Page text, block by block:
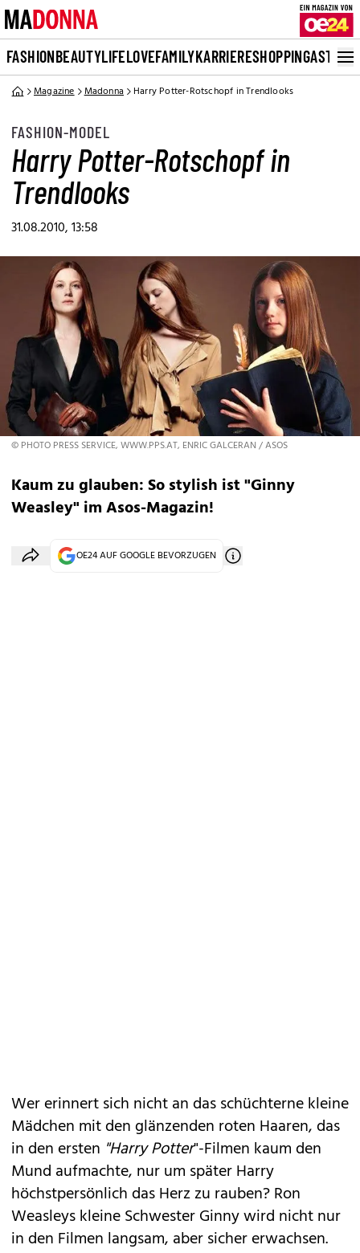
FASHIONBEAUTYLIFELOVEFAMILYKARRIERESHOPPINGASTRO
Magazine Madonna Harry Potter-Rotschopf in Trendlooks
FASHION-MODEL
Harry Potter-Rotschopf in
Trendlooks
31.08.2010, 13:58
© PHOTO PRESS SERVICE, WWW.PPS.AT, ENRIC GALCERAN / ASOS
Kaum zu glauben: So stylish ist "Ginny
Weasley" im Asos-Magazin!
OE24 AUF GOOGLE BEVORZUGEN
Wer erinnert sich nicht an das schüchterne kleine
Mädchen mit den glänzenden roten Haaren, das
in den ersten "Harry Potter"-Filmen kaum den
Mund aufmachte, nur um später Harry
höchstpersönlich das Herz zu rauben? Ron
Weasleys kleine Schwester Ginny wird nicht nur
in den Filmen langsam, aber sicher erwachsen.